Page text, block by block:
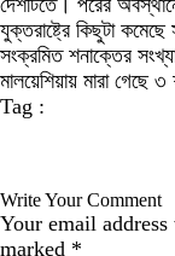
দেশটিতে। পরের
যুক্তরাষ্ট্রে কিছুটা
সংক্রমিত শনাক্তের
মালয়েশিয়ায় মারা গেছে
Tag :
Write Your Comment
Your email
marked *